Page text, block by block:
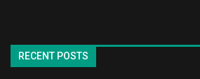
RECENT POSTS